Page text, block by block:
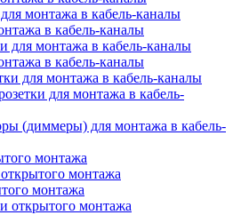
монтажа в кабель-каналы
в кабель-каналы
для монтажа в кабель-каналы
в кабель-каналы
для монтажа в кабель-каналы
для монтажа в кабель-
(диммеры) для монтажа в кабель-
монтажа
монтажа
монтажа
открытого монтажа